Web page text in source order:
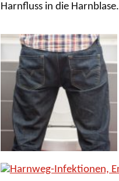
Harnfluss in die Harnblase.